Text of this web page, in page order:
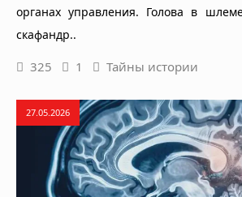
органах управления. Голова в
скафандр..
325 1 Тайны истории
27.05.2026